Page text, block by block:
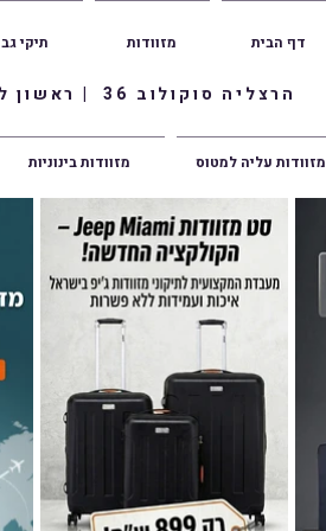
הרצליה סוקולוב 36 | ראשון לציון הרצל 47 | פתח תקווה אשכנזי 1
תיקי גב מזוודות דף הבית
מזוודות בינוניות מזוודות עליה למטוס